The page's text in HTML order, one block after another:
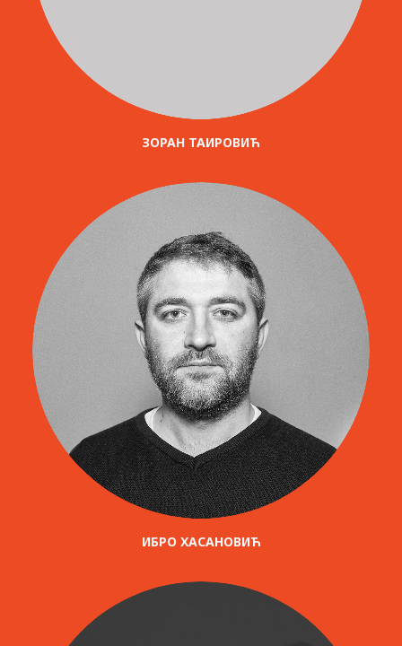
ЗОРАН ТАИРОВИЋ
ИБРО ХАСАНОВИЋ